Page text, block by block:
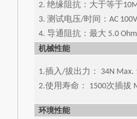
2. 绝缘阻抗：大于等于
3. 测试电压/时间：AC 100V
4. 导通阻抗：最大 5.0
机械性能
1.插入/拔出力： 34N Max.
2.使用寿命： 1500次插拔
环境性能